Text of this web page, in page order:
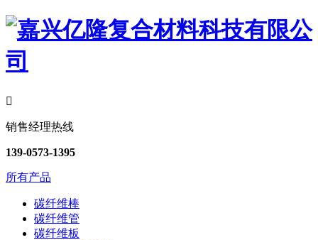

销售经理热线
139-0573-1395
所有产品
碳纤维棒
碳纤维管
碳纤维板